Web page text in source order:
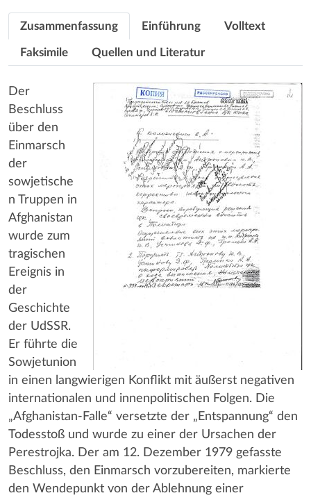
Zusammenfassung Einführung Volltext
Faksimile Quellen und Literatur
Der
Beschluss
über den
Einmarsch
der
sowjetische
n Truppen in
Afghanistan
wurde zum
tragischen
Ereignis in
der
Geschichte
der UdSSR.
Er führte die
Sowjetunion
in einen langwierigen Konflikt mit äußerst negativen
internationalen und innenpolitischen Folgen. Die
„Afghanistan-Falle“ versetzte der „Entspannung“ den
Todesstoß und wurde zu einer der Ursachen der
Perestrojka. Der am 12. Dezember 1979 gefasste
Beschluss, den Einmarsch vorzubereiten, markierte
den Wendepunkt von der Ablehnung einer